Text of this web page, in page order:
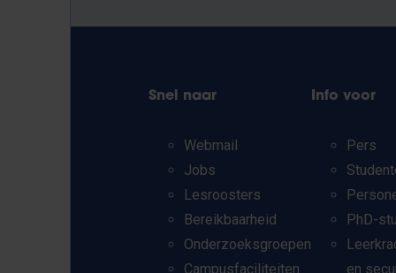
Snel naar
Webmail
Jobs
Lesroosters
Bereikbaarheid
Onderzoeksgroepen
Campusfaciliteiten
Info voor
Pers
PhD-
en